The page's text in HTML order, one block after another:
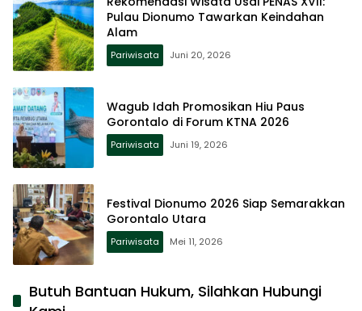
Pulau Dionumo Tawarkan Keindahan
Alam
Pariwisata Juni 20, 2026
Wagub Idah Promosikan Hiu Paus
Gorontalo di Forum KTNA 2026
Pariwisata Juni 19, 2026
Festival Dionumo 2026 Siap Semarakkan
Gorontalo Utara
Pariwisata Mei 11, 2026
Butuh Bantuan Hukum, Silahkan Hubungi